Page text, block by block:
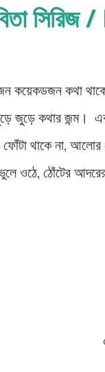
ছোটায়। আজ
থাকে বিস্তর
নিরস্ত করে এই বলে।
কয়েকডজন কথা
জুড়ে কথার জন্ম।
ফোঁটা থাকে না,
ওঠে, ঠোঁটের
আদর। রানীবালা,
মাজানে ভাসিয়ে